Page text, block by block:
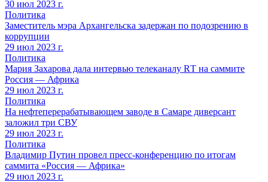
30 июл 2023 г.
Политика
Заместитель мэра Архангельска задержан по подозрению в
коррупции
29 июл 2023 г.
Политика
Мария Захарова дала интервью телеканалу RТ на саммите
Россия — Африка
29 июл 2023 г.
Политика
На нефтеперерабатывающем заводе в Самаре диверсант
заложил три СВУ
29 июл 2023 г.
Политика
Владимир Путин провел пресс-конференцию по итогам
саммита «Россия — Африка»
29 июл 2023 г.